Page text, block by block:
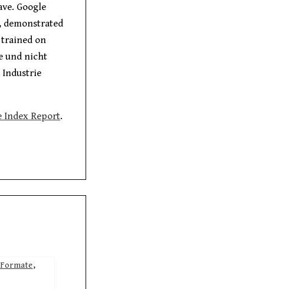
Google
demonstrated
on
und nicht
Industrie
Report.
,